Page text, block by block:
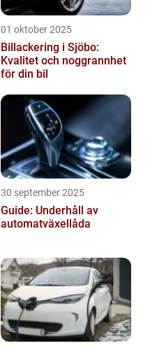
01 oktober 2025
Billackering i Sjöbo:
Kvalitet och noggrannhet
för din bil
30 september 2025
Guide: Underhåll av
automatväxellåda